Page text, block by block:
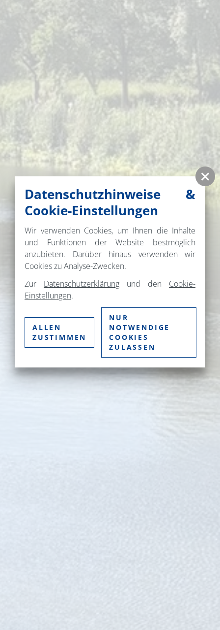
Datenschutzhinweise &
Cookie-Einstellungen
Wir verwenden Cookies, um Ihnen die Inhalte
und Funktionen der Website bestmöglich
anzubieten. Darüber hinaus verwenden wir
Cookies zu Analyse-Zwecken.
Zur Datenschutzerklärung und den Cookie-
Einstellungen.
ALLEN
ZUSTIMMEN
NUR
NOTWENDIGE
COOKIES
ZULASSEN